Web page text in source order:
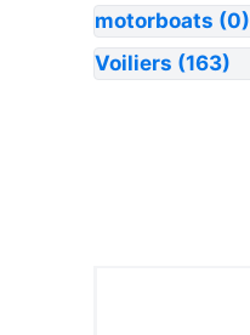
motorboats (0)
Voiliers (163)